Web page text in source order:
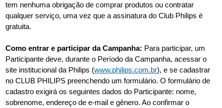
tem nenhuma obrigação de comprar produtos ou contratar
qualquer serviço, uma vez que a assinatura do Club Philips é
gratuita.
Como entrar e participar da Campanha: Para participar, um
Participante deve, durante o Período da Campanha, acessar o
site institucional da Philips (www.philips.com.br), e se cadastrar
no CLUB PHILIPS preenchendo um formulário. O formulário de
cadastro exigirá os seguintes dados do Participante: nome,
sobrenome, endereço de e-mail e gênero. Ao confirmar o